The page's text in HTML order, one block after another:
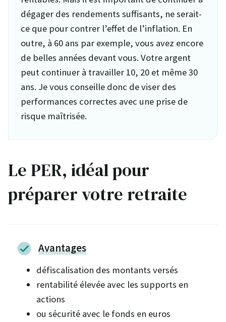
dégager des rendements suffisants, ne serait-
ce que pour contrer l’effet de l’inflation. En
outre, à 60 ans par exemple, vous avez encore
de belles années devant vous. Votre argent
peut continuer à travailler 10, 20 et même 30
ans. Je vous conseille donc de viser des
performances correctes avec une prise de
risque maîtrisée.
Le PER, idéal pour
préparer votre retraite
Avantages
défiscalisation des montants versés
rentabilité élevée avec les supports en
actions
ou sécurité avec le fonds en euros